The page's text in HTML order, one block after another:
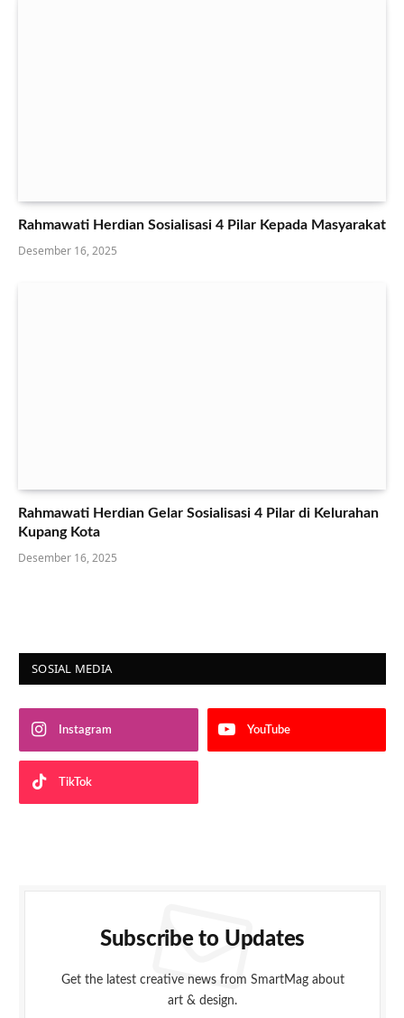
Rahmawati Herdian Sosialisasi 4 Pilar Kepada Masyarakat
Desember 16, 2025
Rahmawati Herdian Gelar Sosialisasi 4 Pilar di Kelurahan
Kupang Kota
Desember 16, 2025
SOSIAL MEDIA
Instagram YouTube
TikTok
Subscribe to Updates
Get the latest creative news from SmartMag about
art & design.